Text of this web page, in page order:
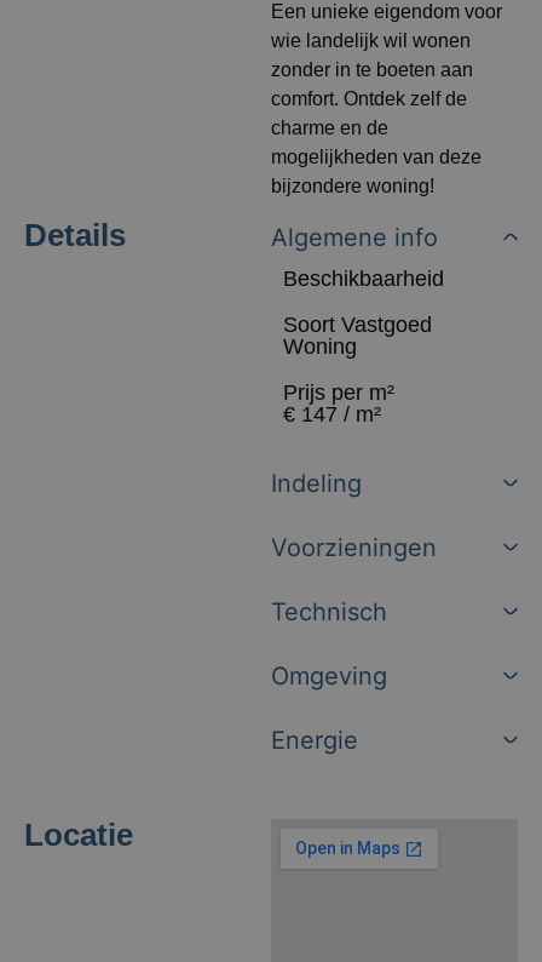
Een unieke eigendom voor
wie landelijk wil wonen
zonder in te boeten aan
comfort. Ontdek zelf de
charme en de
mogelijkheden van deze
bijzondere woning!
Details Algemene info
Beschikbaarheid
Soort Vastgoed
Woning
Prijs per m²
€ 147 / m²
Indeling
Voorzieningen
Technisch
Omgeving
Energie
Locatie